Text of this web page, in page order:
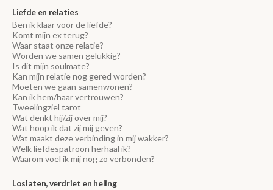
Liefde en relaties
Ben ik klaar voor de liefde?
Komt mijn ex terug?
Waar staat onze relatie?
Worden we samen gelukkig?
Is dit mijn soulmate?
Kan mijn relatie nog gered worden?
Moeten we gaan samenwonen?
Kan ik hem/haar vertrouwen?
Tweelingziel tarot
Wat denkt hij/zij over mij?
Wat hoop ik dat zij mij geven?
Wat maakt deze verbinding in mij wakker?
Welk liefdespatroon herhaal ik?
Waarom voel ik mij nog zo verbonden?
Loslaten, verdriet en heling